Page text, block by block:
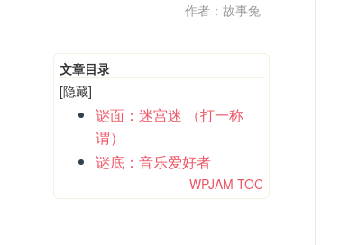
作者：故事兔
文章目录
[隐藏]
谜面：迷宫迷 （打一称
谓）
谜底：音乐爱好者
WPJAM TOC